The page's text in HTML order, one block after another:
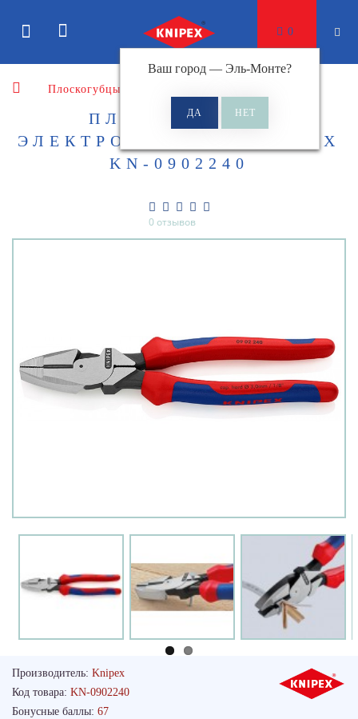
Ваш город — Эль-Монте?
0
Плоскогубцы
ПЛОСКОГУБЦЫ
ЭЛЕКТРОМОНТЕРА KNIPEX
KN-0902240
0 отзывов
Производитель: Knipex
Код товара: KN-0902240
Бонусные баллы: 67